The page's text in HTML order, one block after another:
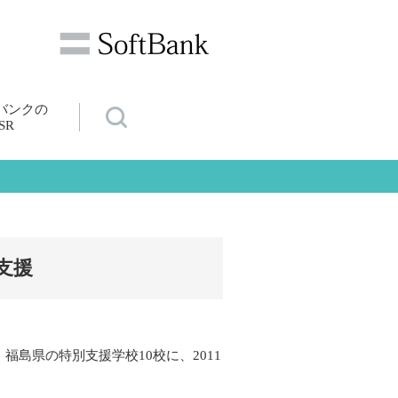
ンクの
援
島県の特別支援学校10校に、2011